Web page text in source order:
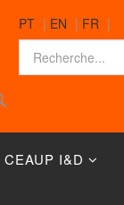
PT | EN | FR |
CEAUP I&D